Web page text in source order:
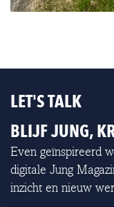
LET'S TALK
BLIJF JUNG,
Even geïnspireerd
digitale Jung
inzicht en nieuw